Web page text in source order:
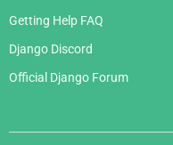
Getting Help FAQ
Django Discord
Official Django Forum